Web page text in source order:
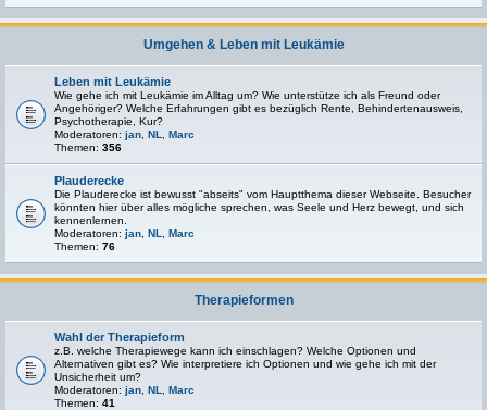
Umgehen & Leben mit Leukämie
Leben mit Leukämie
Wie gehe ich mit Leukämie im Alltag um? Wie unterstütze ich als Freund oder
Angehöriger? Welche Erfahrungen gibt es bezüglich Rente, Behindertenausweis,
Psychotherapie, Kur?
Moderatoren: jan NL
Marc
Themen: 356
Plauderecke
Die Plauderecke ist bewusst "abseits" vom Hauptthema dieser Webseite. Besucher
könnten hier über alles mögliche sprechen, was Seele und Herz bewegt, und sich
kennenlernen.
Moderatoren: jan NL
Marc
Themen: 76
Therapieformen
Wahl der Therapieform
z.B. welche Therapiewege kann ich einschlagen? Welche Optionen und
Alternativen gibt es? Wie interpretiere ich Optionen und wie gehe ich mit der
Unsicherheit um?
Moderatoren: jan NL
Marc
Themen: 41